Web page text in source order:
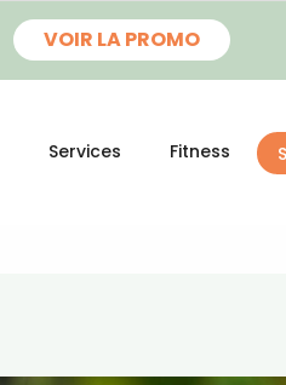
VOIR LA PROMO
Services Fitness